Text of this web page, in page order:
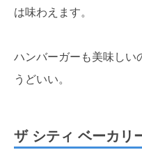
は味わえます。
ハンバーガーも美味しい
うどいい。
ザ シティ ベーカリ